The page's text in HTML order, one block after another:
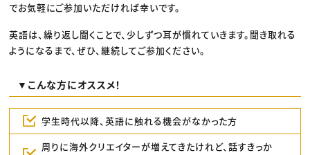
でお気軽にご参加いただければ幸いです。
英語は、繰り返し聞くことで、少しずつ耳が慣れていきます。聞き取れる
ようになるまで、ぜひ、継続してご参加ください。
▼こんな方にオススメ！
学生時代以降、英語に触れる機会がなかった方
周りに海外クリエイターが増えてきたけれど、話すきっか